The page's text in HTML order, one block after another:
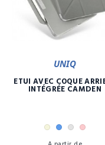
UNIQ
ETUI AVEC COQUE
INTÉGRÉE CAMDEN
Beige
BleuGrisRose